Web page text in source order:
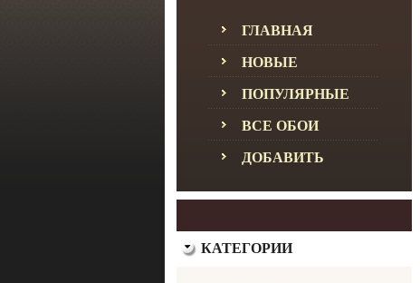
ГЛАВНАЯ
НОВЫЕ
ПОПУЛЯРНЫЕ
ВСЕ ОБОИ
ДОБАВИТЬ
КАТЕГОРИИ